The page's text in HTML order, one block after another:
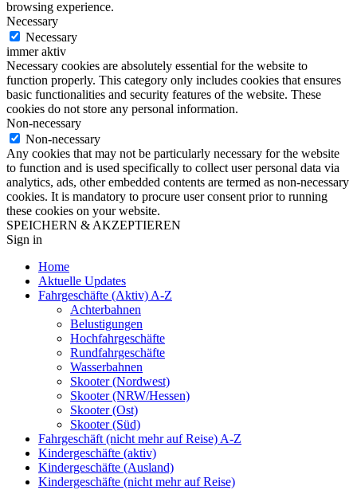
browsing experience.
Necessary
Necessary
immer aktiv
Necessary cookies are absolutely essential for the website to
function properly. This category only includes cookies that ensures
basic functionalities and security features of the website. These
cookies do not store any personal information.
Non-necessary
Non-necessary
Any cookies that may not be particularly necessary for the website
to function and is used specifically to collect user personal data via
analytics, ads, other embedded contents are termed as non-necessary
cookies. It is mandatory to procure user consent prior to running
these cookies on your website.
SPEICHERN & AKZEPTIEREN
Sign in
Home
Aktuelle Updates
Fahrgeschäfte (Aktiv) A-Z
Achterbahnen
Belustigungen
Hochfahrgeschäfte
Rundfahrgeschäfte
Wasserbahnen
Skooter (Nordwest)
Skooter (NRW/Hessen)
Skooter (Ost)
Skooter (Süd)
Fahrgeschäft (nicht mehr auf Reise) A-Z
Kindergeschäfte (aktiv)
Kindergeschäfte (Ausland)
Kindergeschäfte (nicht mehr auf Reise)